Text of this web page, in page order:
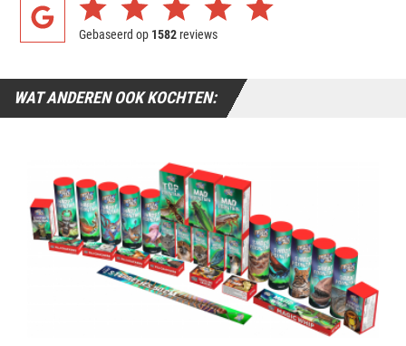
Gebaseerd op 1582 reviews
WAT ANDEREN OOK KOCHTEN: